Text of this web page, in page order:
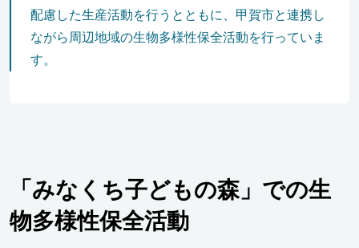
配慮した生産活動を行うとともに、甲賀市と連携し
ながら周辺地域の生物多様性保全活動を行っていま
す。
「みなくち子どもの森」での生
物多様性保全活動